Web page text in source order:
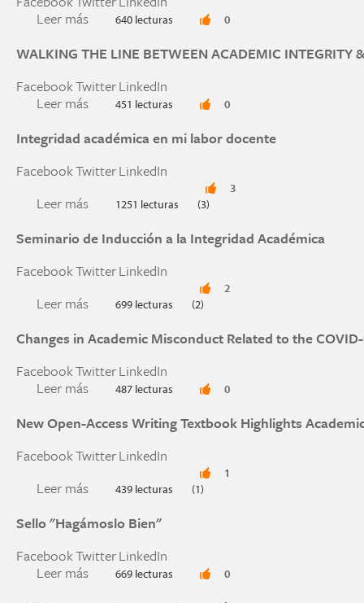
Leer más sobre La importancia de citar tus fuentes de
640 lecturas 0
WALKING THE LINE BETWEEN ACADEMIC INTEGRITY
FacebookTwitterLinkedIn
Leer más sobre WALKING THE LINE BETWEEN
451 lecturas 0
Integridad académica en mi labor docente
FacebookTwitterLinkedIn
Leer más sobre Integridad académica en mi labor docente
1251 lecturas
3
(3)
Seminario de Inducción a la Integridad Académica
FacebookTwitterLinkedIn
Leer más sobre Seminario de Inducción a la Integridad
699 lecturas
2
(2)
Changes in Academic Misconduct Related to the
FacebookTwitterLinkedIn
Leer más sobre Changes in Academic Misconduct
487 lecturas 0
New Open-Access Writing Textbook Highlights
FacebookTwitterLinkedIn
Leer más sobre New Open-Access Writing Textbook
439 lecturas
1
(1)
Sello "Hagámoslo Bien"
FacebookTwitterLinkedIn
Leer más sobre Sello "Hagámoslo Bien"
669 lecturas 0